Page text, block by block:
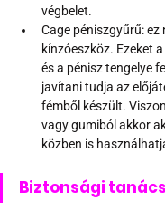
végbelet.
Cage péniszgyűrű: ez
kínzóeszköz. Ezeket
és a pénisz tengelye
javítani tudja az
fémből készült.
vagy gumiból akkor
közben is
Biztonsági